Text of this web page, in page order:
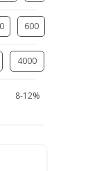
600
4000
8-12%